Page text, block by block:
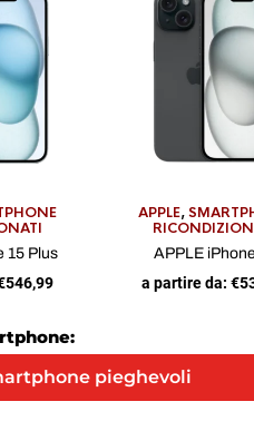
15 Plus
546,99
APPLE,
APPLE
a partire da:€
pieghevoli